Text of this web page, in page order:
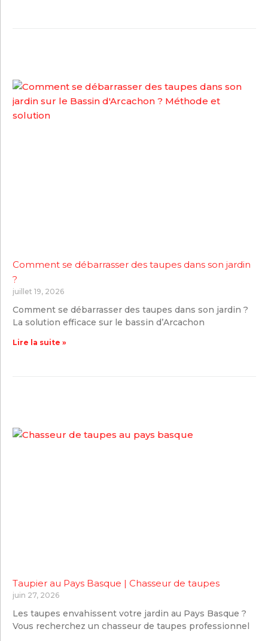
Comment se débarrasser des taupes dans son jardin
?
juillet 19, 2026
Comment se débarrasser des taupes dans son jardin ?
La solution efficace sur le bassin d’Arcachon
Lire la suite »
Taupier au Pays Basque | Chasseur de taupes
juin 27, 2026
Les taupes envahissent votre jardin au Pays Basque ?
Vous recherchez un chasseur de taupes professionnel